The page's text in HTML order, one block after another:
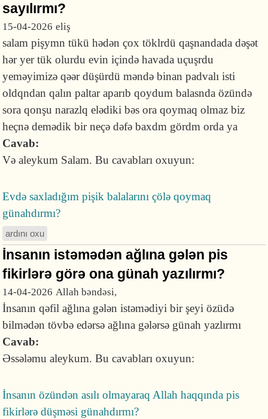
sayılırmı?
15-04-2026 eliş
salam pişymn tükü hədən çox töklrdü qaşnandada dəşət
hər yer tük olurdu evin içində havada uçuşrdu
yeməyimizə qəər düşürdü məndə binan padvalı isti
oldqndan qalın paltar aparıb qoydum balasnda özündə
sora qonşu narazlq elədiki bəs ora qoymaq olmaz biz
heçnə demədik bir neçə dəfə baxdm gördm orda ya
Cavab:
Və aleykum Salam. Bu cavabları oxuyun:
Evdə saxladığım pişik balalarını çölə qoymaq
günahdırmı?
ardını oxu
İnsanın istəmədən ağlına gələn pis
fikirlərə görə ona günah yazılırmı?
14-04-2026 Allah bəndəsi,
İnsanın qəfil ağlına gələn istəmədiyi bir şeyi özüdə
bilmədən tövbə edərsə ağlına gələrsə günah yazlırmı
Cavab:
Əssələmu aleykum. Bu cavabları oxuyun:
İnsanın özündən asılı olmayaraq Allah haqqında pis
fikirlərə düşməsi günahdırmı?